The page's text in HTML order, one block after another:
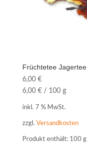
Früchtetee Jagertee
6,00 €
6,00 €/ 100 g
inkl. 7 % MwSt.
zzgl. Versandkosten
Produkt enthält: 100 g